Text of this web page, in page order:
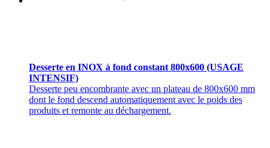
Desserte en INOX à fond constant 800x600 (USAGE
INTENSIF)
Desserte peu encombrante avec un plateau de 800x600 mm
dont le fond descend automatiquement avec le poids des
produits et remonte au déchargement.